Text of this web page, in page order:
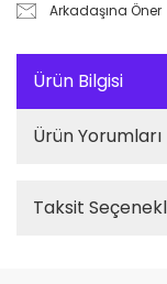
Arkadaşına Öner
Ürün Bilgisi
Ürün Yorumları
Taksit